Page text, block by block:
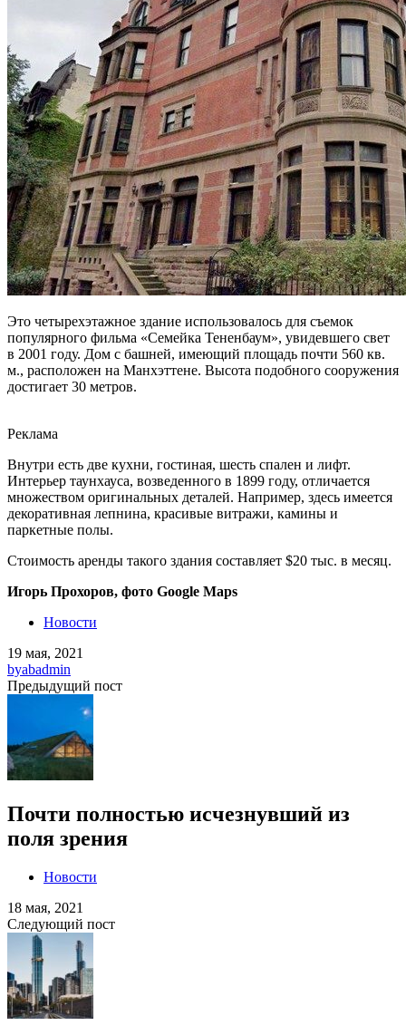
Это четырехэтажное здание использовалось для съемок
популярного фильма «Семейка Тененбаум», увидевшего свет
в 2001 году. Дом с башней, имеющий площадь почти 560 кв.
м., расположен на Манхэттене. Высота подобного сооружения
достигает 30 метров.
Реклама
Внутри есть две кухни, гостиная, шесть спален и лифт.
Интерьер таунхауса, возведенного в 1899 году, отличается
множеством оригинальных деталей. Например, здесь имеется
декоративная лепнина, красивые витражи, камины и
паркетные полы.
Стоимость аренды такого здания составляет $20 тыс. в месяц.
Игорь Прохоров, фото Google Maps
Новости
19 мая, 2021
byabadmin
Предыдущий пост
Почти полностью исчезнувший из
поля зрения
Новости
18 мая, 2021
Следующий пост